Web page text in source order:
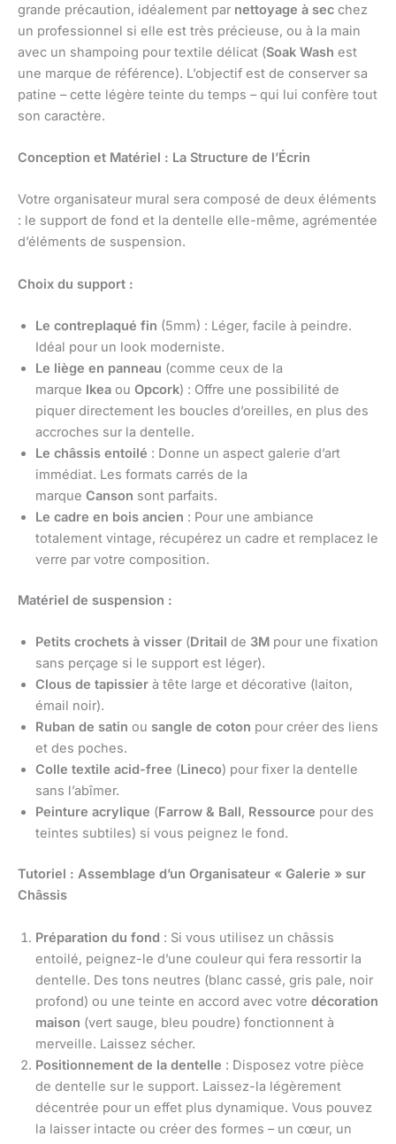
grande précaution, idéalement par nettoyage à sec chez
un professionnel si elle est très précieuse, ou à la main
avec un shampoing pour textile délicat (Soak Wash est
une marque de référence). L’objectif est de conserver sa
patine – cette légère teinte du temps – qui lui confère tout
son caractère.
Conception et Matériel : La Structure de l’Écrin
Votre organisateur mural sera composé de deux éléments
: le support de fond et la dentelle elle-même, agrémentée
d’éléments de suspension.
Choix du support :
Le contreplaqué fin (5mm) : Léger, facile à peindre.
Idéal pour un look moderniste.
Le liège en panneau (comme ceux de la
marque Ikea ou Opcork) : Offre une possibilité de
piquer directement les boucles d’oreilles, en plus des
accroches sur la dentelle.
Le châssis entoilé : Donne un aspect galerie d’art
immédiat. Les formats carrés de la
marque Canson sont parfaits.
Le cadre en bois ancien : Pour une ambiance
totalement vintage, récupérez un cadre et remplacez le
verre par votre composition.
Matériel de suspension :
Petits crochets à visser (Dritail de 3M pour une fixation
sans perçage si le support est léger).
Clous de tapissier à tête large et décorative (laiton,
émail noir).
Ruban de satin ou sangle de coton pour créer des liens
et des poches.
Colle textile acid-free (Lineco) pour fixer la dentelle
sans l’abîmer.
Peinture acrylique (Farrow & Ball, Ressource pour des
teintes subtiles) si vous peignez le fond.
Tutoriel : Assemblage d’un Organisateur « Galerie » sur
Châssis
Préparation du fond : Si vous utilisez un châssis
entoilé, peignez-le d’une couleur qui fera ressortir la
dentelle. Des tons neutres (blanc cassé, gris pale, noir
profond) ou une teinte en accord avec votre décoration
maison (vert sauge, bleu poudre) fonctionnent à
merveille. Laissez sécher.
Positionnement de la dentelle : Disposez votre pièce
de dentelle sur le support. Laissez-la légèrement
décentrée pour un effet plus dynamique. Vous pouvez
la laisser intacte ou créer des formes – un cœur, un